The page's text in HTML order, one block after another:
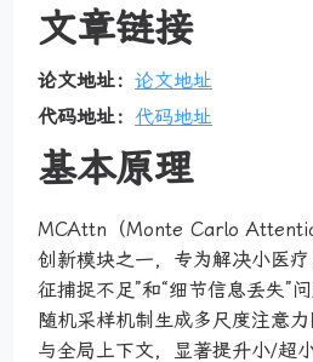
文章链接
论文地址： 论文地址
代码地址： 代码地址
基本原理
MCAttn（Monte Carlo
创新模块之一，专为解决小医
征捕捉不足”和“细节信息丢失”
随机采样机制生成多尺度注意
与全局上下文，显著提升小/超